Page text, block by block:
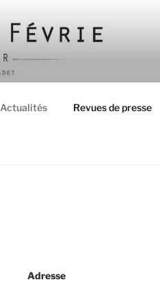
Actualités Revues de presse
Adresse